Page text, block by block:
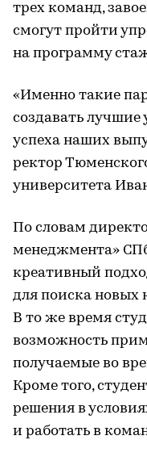
трех команд,
смогут пройти
на программу
«Именно такие
создавать лучшие
успеха наших
ректор
университета
По словам
менеджмента»
креативный
для поиска новых
В то же время
возможность
получаемые во
Кроме того,
решения в
и работать в